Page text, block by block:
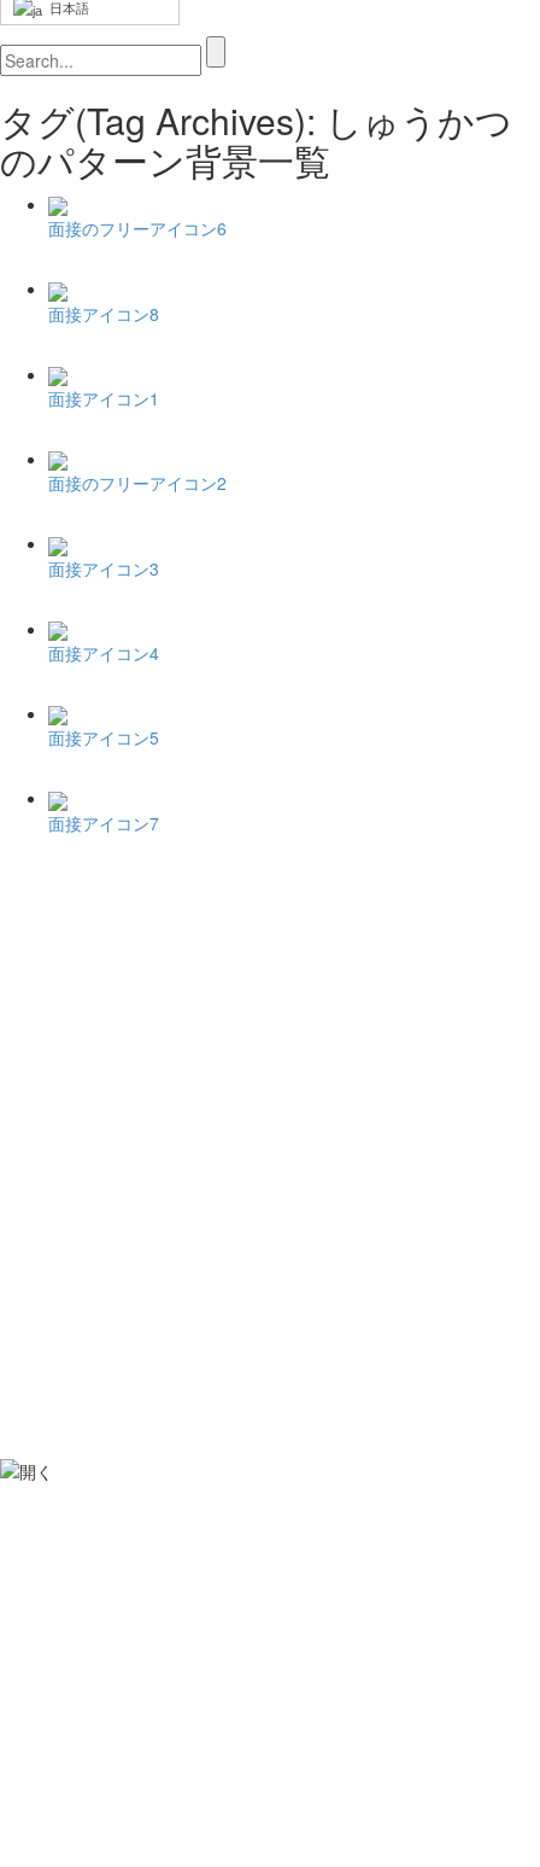
日本語
タグ(Tag Archives): しゅうかつ
のパターン背景一覧
面接のフリーアイコン6
面接アイコン8
面接アイコン1
面接のフリーアイコン2
面接アイコン3
面接アイコン4
面接アイコン5
面接アイコン7